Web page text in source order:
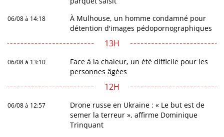
06/08 à 14:18
À Mulhouse, un homme condamné pour
détention d'images pédopornographiques
13H
06/08 à 13:10
Face à la chaleur, un été difficile pour les
personnes âgées
12H
06/08 à 12:57
Drone russe en Ukraine : « Le but est de
semer la terreur », affirme Dominique
Trinquant